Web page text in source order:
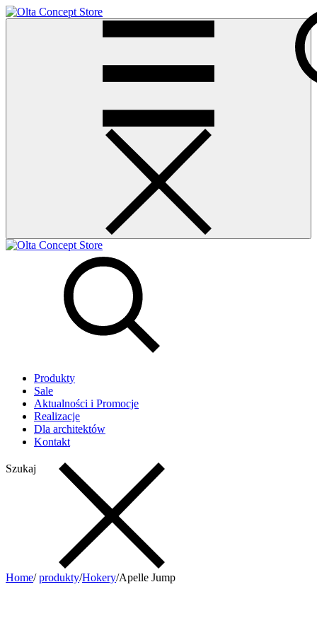
Produkty
Sale
Aktualności i Promocje
Realizacje
Dla architektów
Kontakt
Szukaj
Home/ produkty/Hokery/Apelle Jump